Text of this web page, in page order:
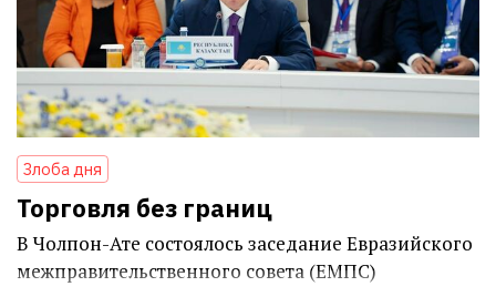
Злоба дня
Торговля без границ
В Чолпон-Ате состоялось заседание Евразийского
межправительственного совета (ЕМПС)